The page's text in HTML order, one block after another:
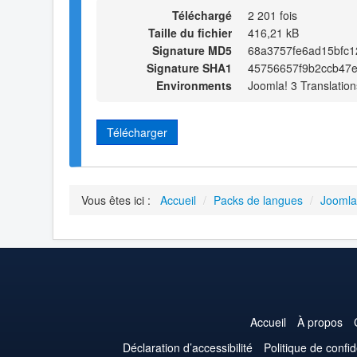
Téléchargé
2 201 fois
Taille du fichier
416,21 kB
Signature MD5
Signature SHA1
Environments
Joomla! 3
Télécharger
Vous êtes ici : Accueil / Packs de langues /
Accueil À propos
Déclaration d’accessibilité
Politique de